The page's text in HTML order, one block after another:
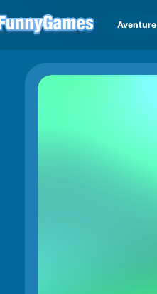
Aventure